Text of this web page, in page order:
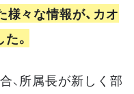
様々な情報が、カオ
。
、所属長が新しく部